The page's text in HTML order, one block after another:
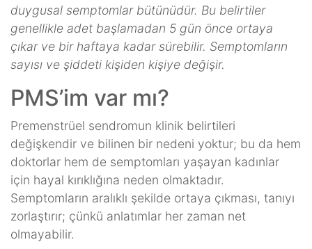
duygusal semptomlar bütünüdür. Bu belirtiler
genellikle adet başlamadan 5 gün önce ortaya
çıkar ve bir haftaya kadar sürebilir. Semptomların
sayısı ve şiddeti kişiden kişiye değişir.
PMS’im var mı?
Premenstrüel sendromun klinik belirtileri
değişkendir ve bilinen bir nedeni yoktur; bu da hem
doktorlar hem de semptomları yaşayan kadınlar
için hayal kırıklığına neden olmaktadır.
Semptomların aralıklı şekilde ortaya çıkması, tanıyı
zorlaştırır; çünkü anlatımlar her zaman net
olmayabilir.